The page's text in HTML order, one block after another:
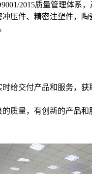
2015质量管理体系
压件、精密注塑件，
给交付产品和服务，获
质量，有创新的产品和